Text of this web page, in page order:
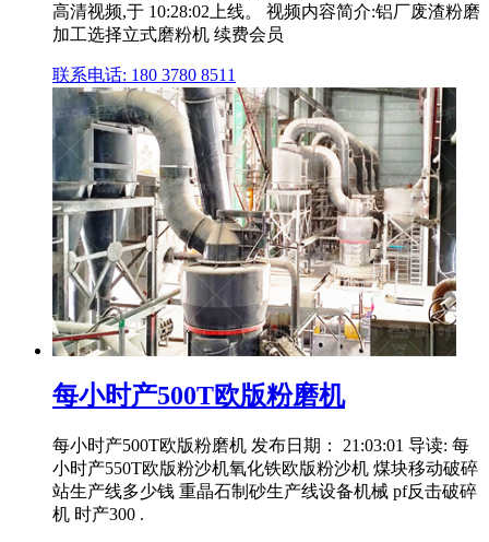
高清视频,于 10:28:02上线。 视频内容简介:铝厂废渣粉磨
加工选择立式磨粉机 续费会员
联系电话: 180 3780 8511
每小时产500T欧版粉磨机
每小时产500T欧版粉磨机 发布日期： 21:03:01 导读: 每
小时产550T欧版粉沙机氧化铁欧版粉沙机 煤块移动破碎
站生产线多少钱 重晶石制砂生产线设备机械 pf反击破碎
机 时产300 .